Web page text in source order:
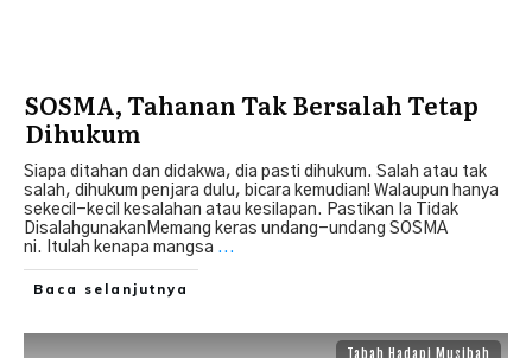
SOSMA, Tahanan Tak Bersalah Tetap
Dihukum
Siapa ditahan dan didakwa, dia pasti dihukum. Salah atau tak
salah, dihukum penjara dulu, bicara kemudian! Walaupun hanya
sekecil-kecil kesalahan atau kesilapan. Pastikan Ia Tidak
DisalahgunakanMemang keras undang-undang SOSMA
ni. Itulah kenapa mangsa ...
Baca selanjutnya
Tabah Hadapi Musibah